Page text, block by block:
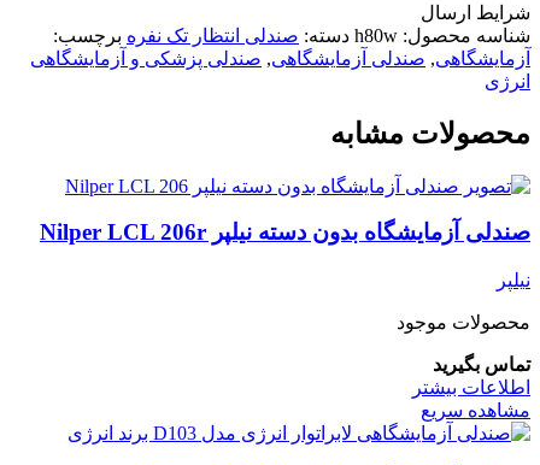
شرایط ارسال
شناسه محصول: h80w دسته: صندلی انتظار تک نفره برچسب:
آزمایشگاهی, صندلی آزمایشگاهی, صندلی پزشکی و آزمایشگاهی
انرژی
محصولات مشابه
صندلی آزمایشگاه بدون دسته نیلپر Nilper LCL 206r
نیلپر
محصولات موجود
تماس بگیرید
اطلاعات بیشتر
مشاهده سریع